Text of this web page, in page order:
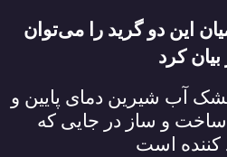
این دو گرید را می‌توان
کرد
آب شیرین دمای پایین و
و ساز در جایی که
کننده است